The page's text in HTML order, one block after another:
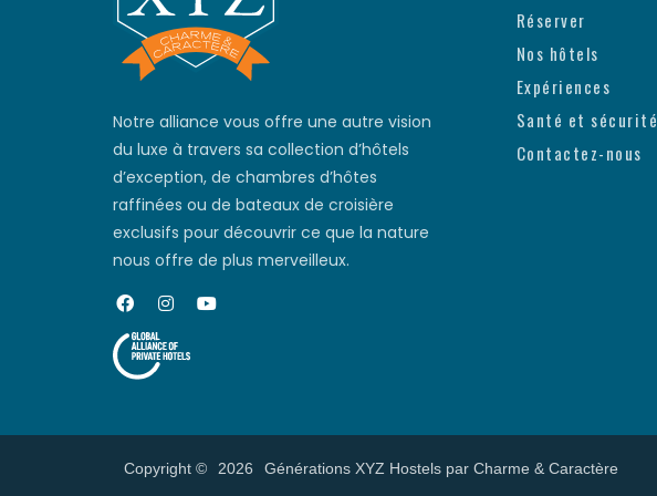
Notre alliance vous offre une autre vision
du luxe à travers sa collection d’hôtels
d’exception, de chambres d’hôtes
raffinées ou de bateaux de croisière
exclusifs pour découvrir ce que la nature
nous offre de plus merveilleux.
Réserver
Nos hôtels
Expériences
Santé et sécurité
Contactez-nous
Copyright © 2026 Générations XYZ Hostels par Charme & Caractère